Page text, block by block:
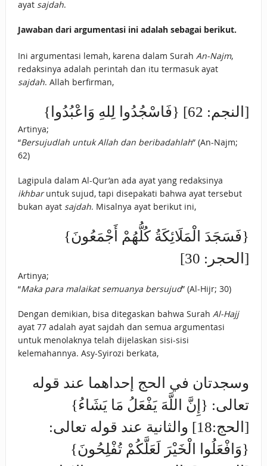
ayat sajdah.
Jawaban dari argumentasi ini adalah sebagai berikut.
Ini argumentasi lemah, karena dalam Surah An-Najm,
redaksinya adalah perintah dan itu termasuk ayat
sajdah. Allah berfirman,
{فَاسْجُدُوا لِلهِ وَاعْبُدُوا} [النجم: 62]
Artinya;
“Bersujudlah untuk Allah dan beribadahlah” (An-Najm;
62)
Lagipula dalam Al-Qur’an ada ayat yang redaksinya
ikhbaruntuk sujud, tapi disepakati bahwa ayat tersebut
bukan ayat sajdah. Misalnya ayat berikut ini,
{فَسَجَدَ الْمَلَائِكَةُ كُلُّهُمْ أَجْمَعُونَ}
[الحجر: 30]
Artinya;
“Maka para malaikat semuanya bersujud” (Al-Hijr; 30)
Dengan demikian, bisa ditegaskan bahwa Surah Al-Hajj
ayat 77 adalah ayat sajdah dan semua argumentasi
untuk menolaknya telah dijelaskan sisi-sisi
kelemahannya. Asy-Syirozi berkata,
وسجدتان في الحج إحداهما عند قوله
تعالى: {إِنَّ اللَّهَ يَفْعَلُ مَا يَشَاءُ}
[الحج:18] والثانية عند قوله تعالى:
{وَافْعَلُوا الْخَيْرَ لَعَلَّكُمْ تُفْلِحُونَ}